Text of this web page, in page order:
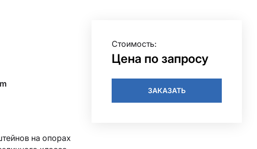
на опорах
Стоимость:
Цена по запросу
ЗАКАЗАТЬ